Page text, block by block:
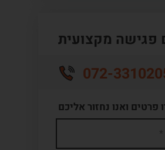
פגישה מקצועית
072-
פרטים ואנו נחזור אליכם